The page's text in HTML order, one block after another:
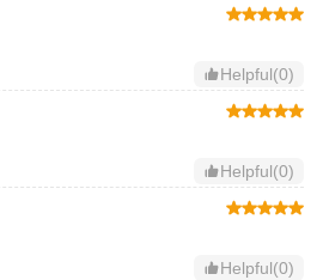
Helpful(0)
Helpful(0)
Helpful(0)